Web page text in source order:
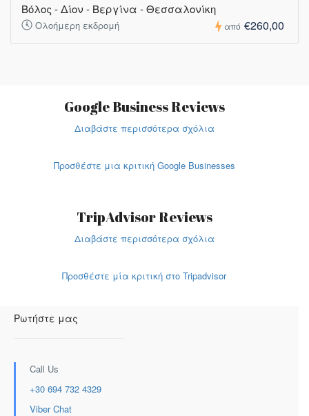
Βόλος - Δίον - Βεργίνα - Θεσσαλονίκη
Ολοήμερη εκδρομή από €260,00
Google Business Reviews
Διαβάστε περισσότερα σχόλια
Προσθέστε μια κριτική Google Businesses
TripAdvisor Reviews
Διαβάστε περισσότερα σχόλια
Προσθέστε μία κριτική στο Tripadvisor
Ρωτήστε μας
Call Us
+30 694 732 4329
Viber Chat